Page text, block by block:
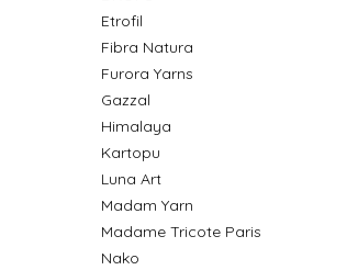
Etrofil
Fibra Natura
Furora Yarns
Gazzal
Himalaya
Kartopu
Luna Art
Madam Yarn
Madame Tricote Paris
Nako